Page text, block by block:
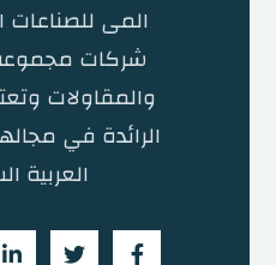
المى للصناعات
شركات
والمقاولات
الرائدة في
العربية